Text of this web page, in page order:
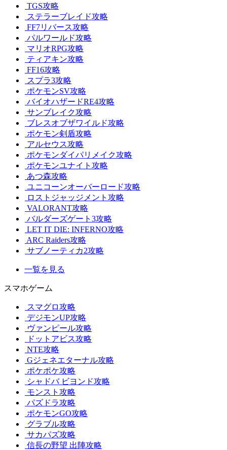
TGS攻略
ステラーブレイド攻略
FF7リバース攻略
パルワールド攻略
マリオRPG攻略
ティアキン攻略
FF16攻略
スプラ3攻略
ポケモンSV攻略
バイオハザードRE4攻略
サンブレイク攻略
ブレスオブザワイルド攻略
ポケモン剣盾攻略
アルセウス攻略
ポケモンダイパリメイク攻略
ポケモンユナイト攻略
あつ森攻略
ユニコーンオーバーロード攻略
ロストジャッジメント攻略
VALORANT攻略
バルダーズゲート3攻略
LET IT DIE: INFERNO攻略
ARC Raiders攻略
サブノーティカ2攻略
一覧を見る
スマホゲーム
スマグロ攻略
デジモンUP攻略
ヴァンピール攻略
ドットアビス攻略
NTE攻略
Gジェネエターナル攻略
ポケポケ攻略
シャドバ ビヨンド攻略
モンスト攻略
パズドラ攻略
ポケモンGO攻略
グラブル攻略
サカパズ攻略
信長の野望 出陣攻略